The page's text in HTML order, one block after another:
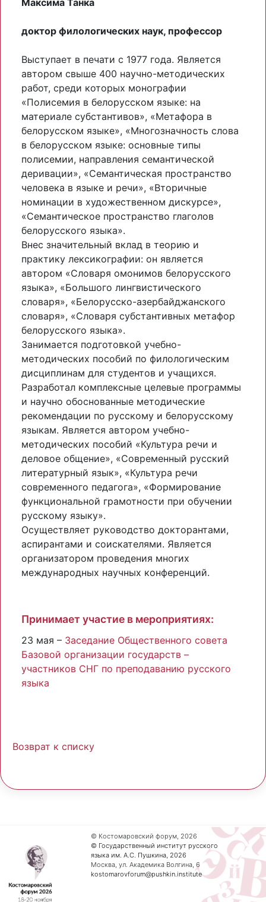
доктор филологических наук, профессор
Выступает в печати с 1977 года. Является
автором свыше 400 научно-методических
работ, среди которых монографии
«Полисемия в белорусском языке: на
материале субстантивов», «Метафора в
белорусском языке», «Многозначность слова
в белорусском языке: основные типы
полисемии, направления семантической
деривации», «Семантическая пространство
человека в языке и речи», «Вторичные
номинации в художественном дискурсе»,
«Семантическое пространство глаголов
белорусского языка».
Внес значительный вклад в теорию и
практику лексикографии: он является
автором «Словаря омонимов белорусского
языка», «Большого лингвистического
словаря», «Белорусско-азербайджанского
словаря», «Словаря субстантивных метафор
белорусского языка».
Занимается подготовкой учебно-
методических пособий по филологическим
дисциплинам для студентов и учащихся.
Разработал комплексные целевые программы
и научно обоснованные методические
рекомендации по русскому и белорусскому
языкам. Является автором учебно-
методических пособий «Культура речи и
деловое общение», «Современный русский
литературный язык», «Культура речи
современного педагога», «Формирование
функциональной грамотности при обучении
русскому языку».
Осуществляет руководство докторантами,
аспирантами и соискателями. Является
организатором проведения многих
международных научных конференций.
Принимает участие в мероприятиях:
23 мая – Заседание Общественного совета
Базовой организации государств –
участников СНГ по преподаванию русского
языка
Возврат к списку
© Костомаровский форум, 2026
© Государственный институт русского
языка им. А.С. Пушкина, 2026
Москва, ул. Академика Волгина, 6
kostomarovforum@pushkin.institute